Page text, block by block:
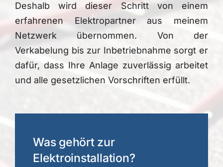
Deshalb wird dieser Schritt von einem
erfahrenen Elektropartner aus meinem
Netzwerk übernommen. Von der
Verkabelung bis zur Inbetriebnahme sorgt er
dafür, dass Ihre Anlage zuverlässig arbeitet
und alle gesetzlichen Vorschriften erfüllt.
Was gehört zur
Elektroinstallation?